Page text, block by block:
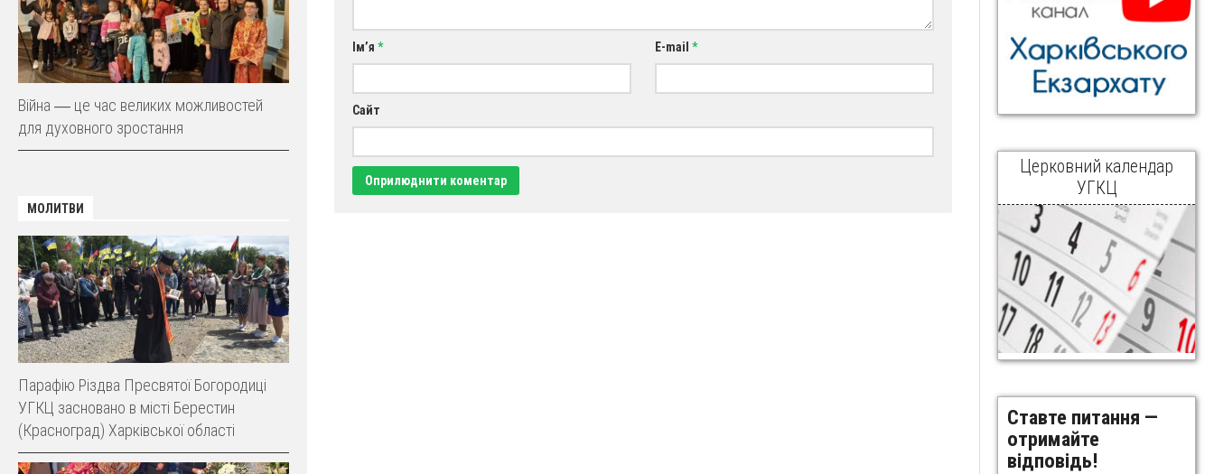
Ім’я * E-mail *
Сайт
Війна ― це час великих можливостей
для духовного зростання
МОЛИТВИ
Парафію Різдва Пресвятої Богородиці
УГКЦ засновано в місті Берестин
(Красноград) Харківської області
Церковний календар
УГКЦ
Ставте питання —
отримайте
відповідь!